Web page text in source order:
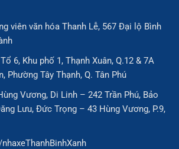
viên văn hóa Thanh Lễ, 567 Đại lộ Bình
6, Khu phố 1, Thạnh Xuân, Q.12 & 7A
Phường Tây Thạnh, Q. Tân Phú
Vương, Di Linh – 242 Trần Phú, Bảo
Lưu, Đức Trọng – 43 Hùng Vương, P.9,